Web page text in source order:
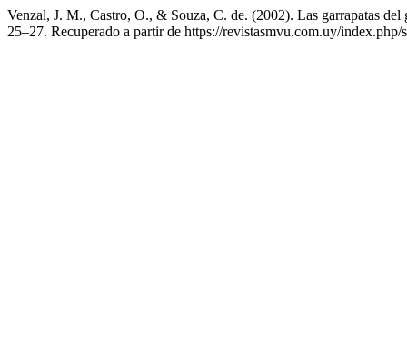
Venzal, J. M., Castro, O., & Souza, C. de. (2002). Las garrapatas
25–27. Recuperado a partir de https://revistasmvu.com.uy/